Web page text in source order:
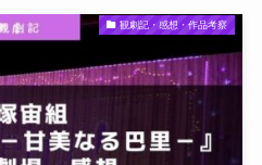
観劇記・感想・作品考察